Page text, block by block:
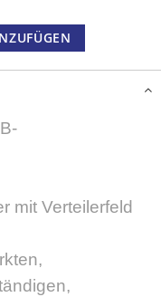
mit Verteilerfeld